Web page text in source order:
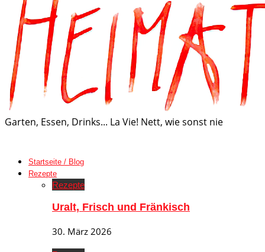
Garten, Essen, Drinks... La Vie! Nett, wie sonst nie
Startseite / Blog
Rezepte
Rezepte
Uralt, Frisch und Fränkisch
30. März 2026